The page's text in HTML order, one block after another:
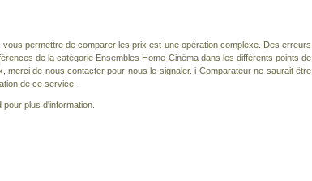
vous permettre de comparer les prix est une opération complexe. Des erreurs
de la catégorie Ensembles Home-Cinéma dans les différents points de
merci de nous contacter pour nous le signaler. i-Comparateur ne saurait être
de ce service.
plus d'information.